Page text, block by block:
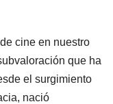
cine en nuestro
que ha
el surgimiento
nació